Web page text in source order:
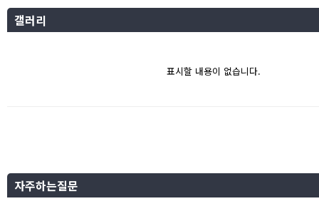
갤러리
표시할 내용이 없습니다.
자주하는질문